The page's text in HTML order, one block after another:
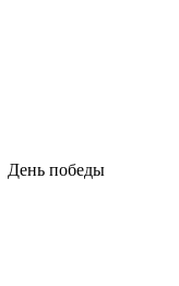
День победы